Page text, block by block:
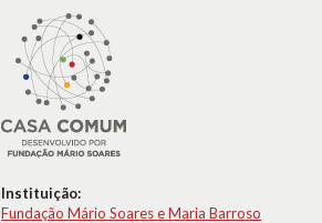
Instituição:
Fundação Mário Soares e Maria Barroso